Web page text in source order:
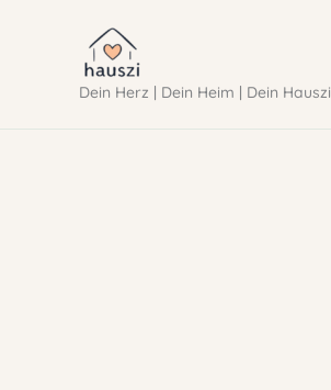
springenDein Herz | Dein Heim | Dein Hauszi